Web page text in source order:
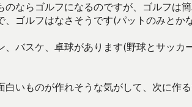
ならゴルフになるのですが、ゴルフは
ゴルフはなさそうです(パットのみとか
バスケ、卓球があります(野球とサッカ
いものが作れそうな気がして、次に作